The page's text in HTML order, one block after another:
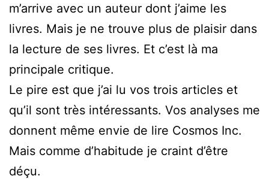
m’arrive avec un auteur dont j’aime les
livres. Mais je ne trouve plus de plaisir dans
la lecture de ses livres. Et c’est là ma
principale critique.
Le pire est que j’ai lu vos trois articles et
qu’il sont très intéressants. Vos analyses me
donnent même envie de lire Cosmos Inc.
Mais comme d’habitude je craint d’être
déçu.